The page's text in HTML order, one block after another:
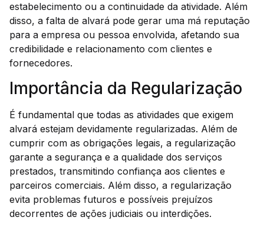
estabelecimento ou a continuidade da atividade. Além
disso, a falta de alvará pode gerar uma má reputação
para a empresa ou pessoa envolvida, afetando sua
credibilidade e relacionamento com clientes e
fornecedores.
Importância da Regularização
É fundamental que todas as atividades que exigem
alvará estejam devidamente regularizadas. Além de
cumprir com as obrigações legais, a regularização
garante a segurança e a qualidade dos serviços
prestados, transmitindo confiança aos clientes e
parceiros comerciais. Além disso, a regularização
evita problemas futuros e possíveis prejuízos
decorrentes de ações judiciais ou interdições.